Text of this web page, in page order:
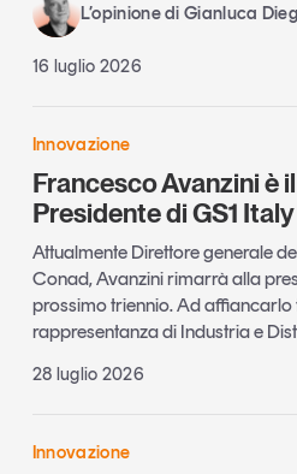
L’opinione di Gianluca
16 luglio 2026
Innovazione
Francesco Avanzini è
Presidente di GS1 Italy
Attualmente Direttore generale
Conad, Avanzini rimarrà alla
prossimo triennio. Ad affiancarlo
rappresentanza di Industria e
28 luglio 2026
Innovazione